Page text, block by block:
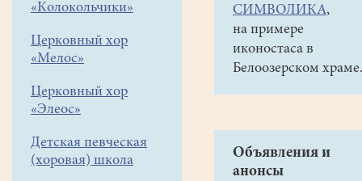
«Колокольчики»
Церковный хор
«Мелос»
Церковный хор
«Элеос»
Детская певческая
(хоровая) школа
08.05.СИМВОЛИКА,
на примере
иконостаса в
Белоозерском храме.
Объявления и
анонсы